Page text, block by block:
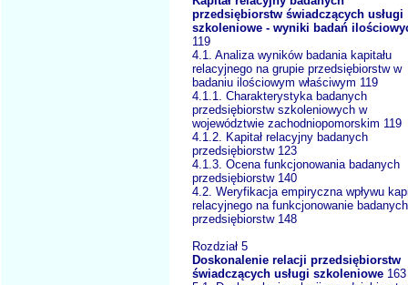
przedsiębiorstw świadczących usługi
szkoleniowe - wyniki badań
119
4.1. Analiza wyników badania kapitału
relacyjnego na grupie przedsiębiorstw w
badaniu ilościowym właściwym 119
4.1.1. Charakterystyka badanych
przedsiębiorstw szkoleniowych w
województwie zachodniopomorskim 119
4.1.2. Kapitał relacyjny badanych
przedsiębiorstw 123
4.1.3. Ocena funkcjonowania badanych
przedsiębiorstw 140
4.2. Weryfikacja empiryczna wpływu
relacyjnego na funkcjonowanie badanych
przedsiębiorstw 148
Rozdział 5
Doskonalenie relacji przedsiębiorstw
świadczących usługi szkoleniowe 163